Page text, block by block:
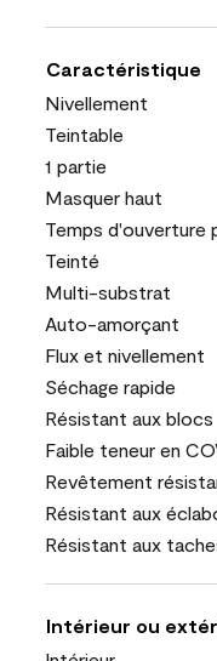
Caractéristique
Nivellement
Teintable
1 partie
Masquer haut
Temps d'ouverture
Teinté
Multi-substrat
Auto-amorçant
Flux et nivellement
Séchage rapide
Résistant aux blocs
Faible teneur en
Revêtement
Résistant aux
Résistant aux
Intérieur ou